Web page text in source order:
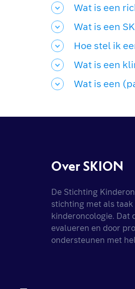
Wat is een
Wat is een
Hoe stel ik
Wat is een
Wat is een
Over SKION
De Stichting
stichting met als taak
kinderoncologie. Dat
evalueren en door
ondersteunen met